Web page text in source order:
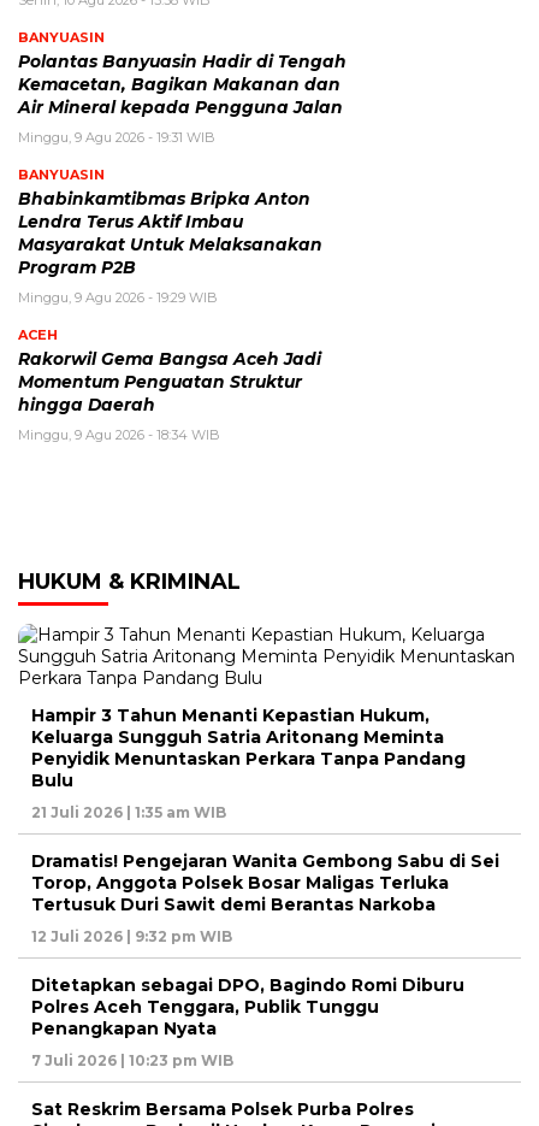
BANYUASIN
Polantas Banyuasin Hadir di Tengah
Kemacetan, Bagikan Makanan dan
Air Mineral kepada Pengguna Jalan
Minggu, 9 Agu 2026 - 19:31 WIB
BANYUASIN
Bhabinkamtibmas Bripka Anton
Lendra Terus Aktif Imbau
Masyarakat Untuk Melaksanakan
Program P2B
Minggu, 9 Agu 2026 - 19:29 WIB
ACEH
Rakorwil Gema Bangsa Aceh Jadi
Momentum Penguatan Struktur
hingga Daerah
Minggu, 9 Agu 2026 - 18:34 WIB
HUKUM & KRIMINAL
Hampir 3 Tahun Menanti Kepastian Hukum,
Keluarga Sungguh Satria Aritonang Meminta
Penyidik Menuntaskan Perkara Tanpa Pandang
Bulu
21 Juli 2026 | 1:35 am WIB
Dramatis! Pengejaran Wanita Gembong Sabu di Sei
Torop, Anggota Polsek Bosar Maligas Terluka
Tertusuk Duri Sawit demi Berantas Narkoba
12 Juli 2026 | 9:32 pm WIB
Ditetapkan sebagai DPO, Bagindo Romi Diburu
Polres Aceh Tenggara, Publik Tunggu
Penangkapan Nyata
7 Juli 2026 | 10:23 pm WIB
Sat Reskrim Bersama Polsek Purba Polres